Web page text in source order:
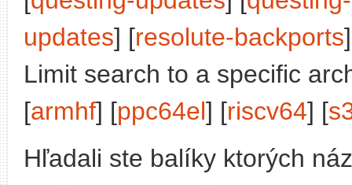
updates] [resolute-backports
Limit search to a specific
[armhf] [ppc64el] [riscv64] [
Hľadali ste balíky ktorých